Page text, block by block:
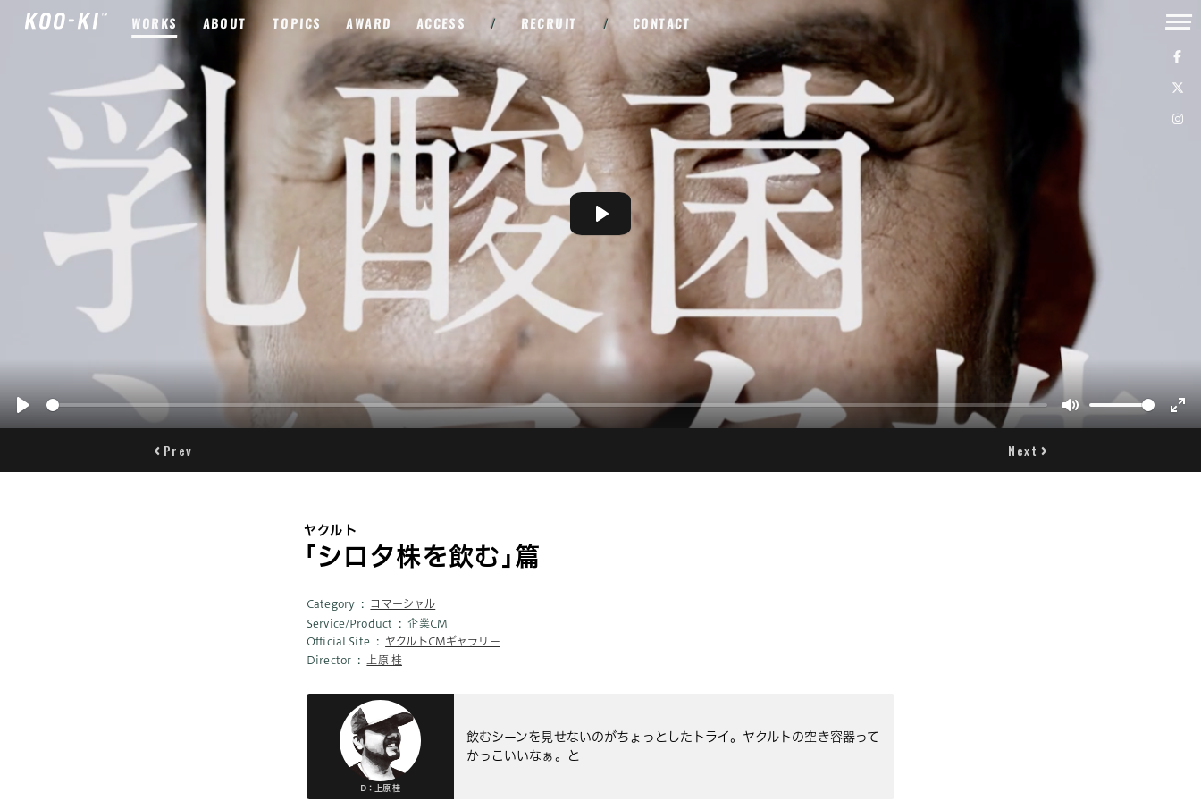
WORKS ABOUT TOPICS AWARD ACCESS / RECRUIT / CONTACT
Mute
Play
Prev Next
ヤクルト
｢シロタ株を飲む｣篇
Category
コマーシャル
Service/Product
企業CM
Official Site
ヤクルトCMギャラリー
Director
上原 桂
D：上原 桂
飲むシーンを見せないのがちょっとしたトライ。ヤクルトの空き容器って
かっこいいなぁ。と